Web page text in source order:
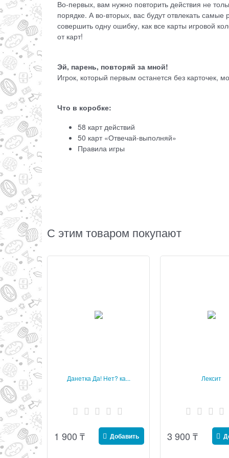
Во-первых, вам нужно повторить действия не
порядке. А во-вторых, вас будут отвлекать
совершить одну ошибку, как все карты игровой
от карт!
Эй, парень, повторяй за мной!
Игрок, который первым останется без карточек,
Что в коробке:
58 карт действий
50 карт «Отвечай-выполняй»
Правила игры
С этим товаром покупают
Данетка Да! Нет? ка...
1 900 ₸ Добавить
Лексит
3 900 ₸